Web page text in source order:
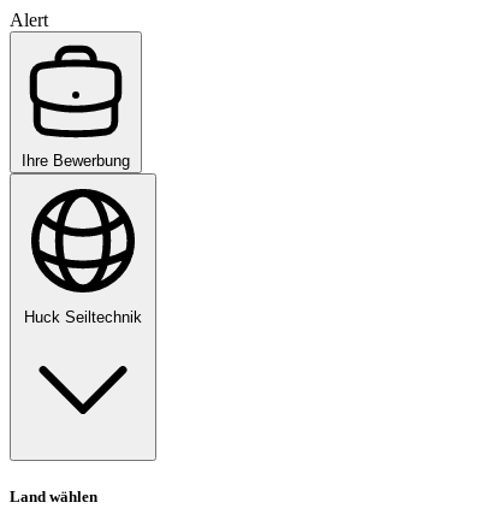
Alert
Ihre Bewerbung
Huck Seiltechnik
Land wählen